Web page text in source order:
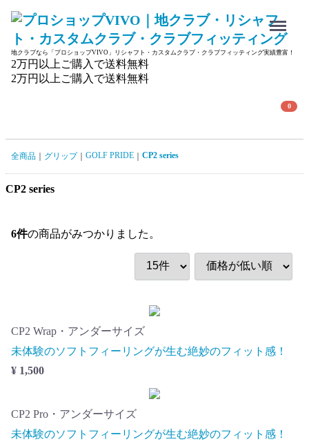
地クラブなら「プロショップVIVO」リシャフト・カスタムクラブ・クラブフィッティング実績豊富！
2万円以上ご購入で送料無料
2万円以上ご購入で送料無料
0
Menu
全商品 グリップ GOLF PRIDE CP2 series
CP2 series
6件の商品がみつかりました。
CP2 Wrap・アンダーサイズ
未体験のソフトフィーリングが生む絶妙のフィット感！
¥ 1,500
CP2 Pro・アンダーサイズ
未体験のソフトフィーリングが生む絶妙のフィット感！